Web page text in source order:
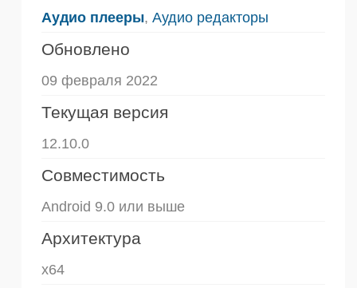
Аудио плееры, Аудио редакторы
Обновлено
09 февраля 2022
Текущая версия
12.10.0
Совместимость
Android 9.0 или выше
Архитектура
x64